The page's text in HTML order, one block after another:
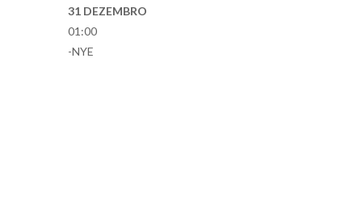
31 DEZEMBRO
01:00
-NYE